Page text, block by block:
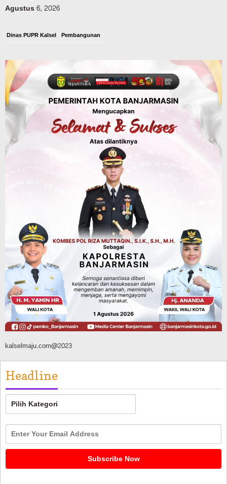
Agustus 6, 2026
Dinas PUPR Kalsel Pembangunan
Pemerintah Janji Tingkatkan Fasilitas
Keselamatan Jalan Alternatif
Banjarbaru–Batulicin
Agustus 6, 2026
Dinas Kehutanan Kalsel
Tahura Sultan Adam Sempat Alami
Kebakaran Lahan, Api Berhasil
Dipadamkan, Kadishut Kalsel
Memimpin Langsung Aksi di Lapangan
Advertorial Pemkab Balangan
Silaturahmi ke DPRD Balangan, Kapolres
AKBP Arif Mansyur Perkuat Koordinasi
Keamanan Daerah
Agustus 6, 2026
kalselmaju.com@2023
Headline
Headline